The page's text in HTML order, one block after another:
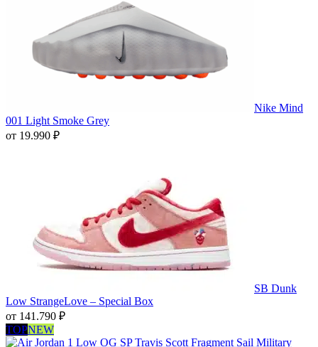
Nike Mind
001 Light Smoke Grey
от 19.990 ₽
SB Dunk
Low StrangeLove – Special Box
от 141.790 ₽
TOPNEW